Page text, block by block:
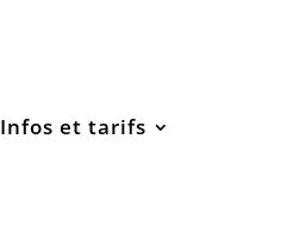
Infos et tarifs